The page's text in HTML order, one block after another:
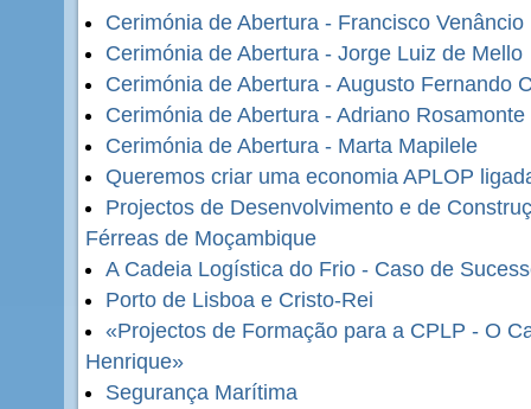
Cerimónia de Abertura - Francisco Venâncio
Cerimónia de Abertura - Jorge Luiz de Mello
Cerimónia de Abertura - Augusto Fernando
Cerimónia de Abertura - Adriano Rosamonte
Cerimónia de Abertura - Marta Mapilele
Queremos criar uma economia APLOP
Projectos de Desenvolvimento e de
Férreas de Moçambique
A Cadeia Logística do Frio - Caso de
Porto de Lisboa e Cristo-Rei
«Projectos de Formação para a CPLP - O
Henrique»
Segurança Marítima